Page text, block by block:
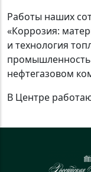
Работы наших
«Коррозия:
и технология
нефтегазовом
В Центре